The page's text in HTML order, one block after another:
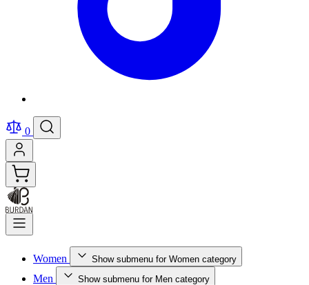
0
Women Show submenu for Women category
Men Show submenu for Men category